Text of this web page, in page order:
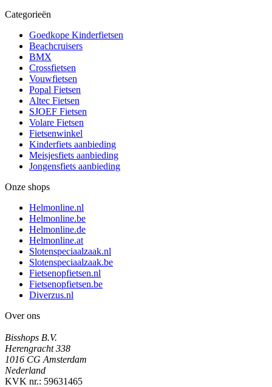
Categorieën
Goedkope Kinderfietsen
Beachcruisers
BMX
Crossfietsen
Vouwfietsen
Popal Fietsen
Altec Fietsen
SJOEF Fietsen
Volare Fietsen
Fietsenwinkel
Kinderfiets aanbieding
Meisjesfiets aanbieding
Jongensfiets aanbieding
Onze shops
Helmonline.nl
Helmonline.be
Helmonline.de
Helmonline.at
Slotenspeciaalzaak.nl
Slotenspeciaalzaak.be
Fietsenopfietsen.nl
Fietsenopfietsen.be
Diverzus.nl
Over ons
Bisshops B.V.
Herengracht 338
1016 CG Amsterdam
Nederland
KVK nr.: 59631465